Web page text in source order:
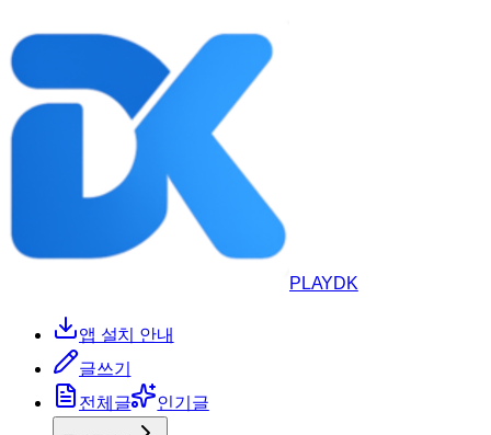
PLAYDK
앱 설치 안내
글쓰기
전체글
인기글